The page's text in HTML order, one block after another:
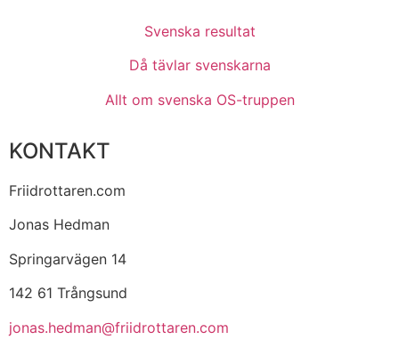
Svenska resultat
Då tävlar svenskarna
Allt om svenska OS-truppen
KONTAKT
Friidrottaren.com
Jonas Hedman
Springarvägen 14
142 61 Trångsund
jonas.hedman@friidrottaren.com